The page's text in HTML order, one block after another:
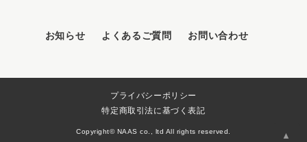
▲
お知らせ よくあるご質問 お問い合わせ
プライバシーポリシー
特定商取引法に基づく表記
Copyright© NAAS co., ltd All rights reserved.